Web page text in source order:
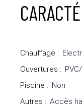
Chauffage :
Ouvertures :
Piscine : Non
Autres : Accès